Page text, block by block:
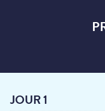
JOUR 1